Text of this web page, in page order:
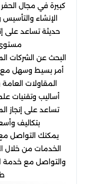
كبيرة في مجال
الإنشاء
حديثة تساعد على
مستوى
البحث عن الشركات
أمر بسيط وسهل مع
المقاولات
أساليب وتقنيات
تساعد على إنجاز
بتكاليف
يمكنك التواصل
الخدمات من خلال